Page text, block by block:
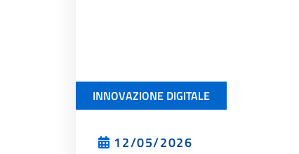
INNOVAZIONE DIGITALE
12/05/2026